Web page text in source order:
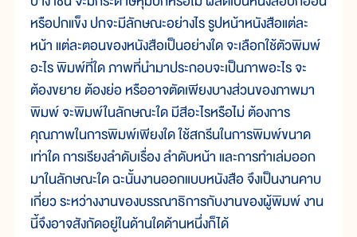
หรือปกแข็ง ปกจะมีลักษณะอย่างไร รูปหน้าหนังสือแต่ละ
หน้า แต่ละตอนของหนังสือเป็นอย่างใด จะเลือกใช้ตัวพิมพ์
อะไร พิมพ์ที่ใด ภาพที่นำมาประกอบจะเป็นภาพอะไร จะ
ต้องขยาย ต้องย่อ หรืออาจตัดเพียงบางส่วนของภาพมา
พิมพ์ จะพิมพ์ในลักษณะใด มีสีอะไรหรือไม่ ต้องการ
คุณภาพในการพิมพ์เพียงใด ใช้สกรีนในการพิมพ์ขนาด
เท่าใด การเรียงลำดับเรื่อง ลำดับหน้า และการทำเล่มออก
มาในลักษณะใด ฉะนั้นงานออกแบบหนังสือ จึงเป็นงานคาบ
เกี่ยว ระหว่างงานของบรรณาธิการกับงานของผู้พิมพ์ งาน
นี้จึงอาจสังกัดอยู่ในด้านใดด้านหนึ่งก็ได้